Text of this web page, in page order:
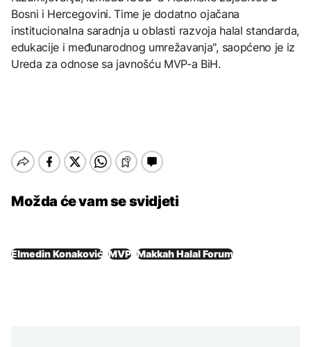
Bosni i Hercegovini. Time je dodatno ojačana
institucionalna saradnja u oblasti razvoja halal standarda,
edukacije i međunarodnog umrežavanja", saopćeno je iz
Ureda za odnose sa javnošću MVP-a BiH.
Možda će vam se svidjeti
Elmedin Konaković MVP Makkah Halal Forum